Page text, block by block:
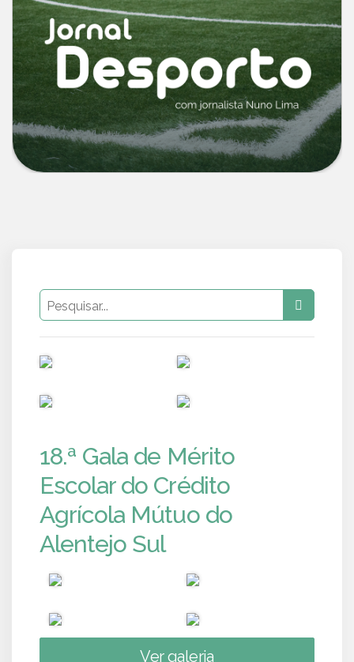
18.ª Gala de Mérito
Escolar do Crédito
Agrícola Mútuo do
Alentejo Sul
Ver galeria